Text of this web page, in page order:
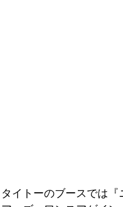
タイトーのブースでは『